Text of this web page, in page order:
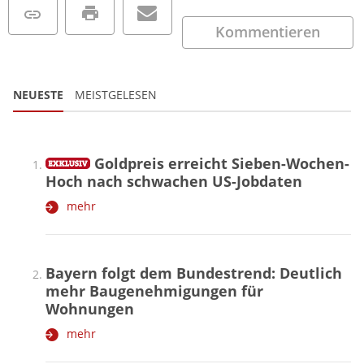
Kommentieren
NEUESTE MEISTGELESEN
Goldpreis erreicht Sieben-Wochen-
Hoch nach schwachen US-Jobdaten
mehr
Bayern folgt dem Bundestrend: Deutlich
mehr Baugenehmigungen für
Wohnungen
mehr